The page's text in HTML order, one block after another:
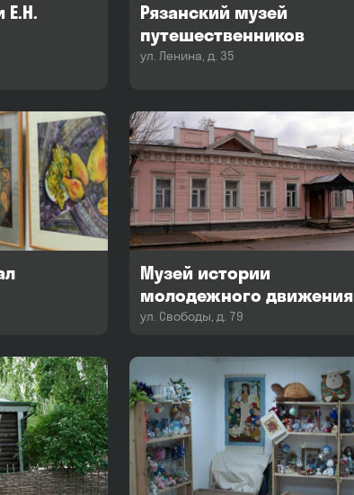
Е.Н.
Рязанский музей
путешественников
ул. Ленина, д. 35
Музей истории
молодежного движения
ул. Свободы, д. 79